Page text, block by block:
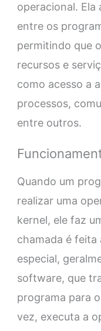
operacional.
entre os
permitindo que
recursos e
como acesso a
processos,
entre outros.
Quando um
realizar uma
kernel, ele faz
chamada é feita
especial,
software, que
programa para
vez, executa a